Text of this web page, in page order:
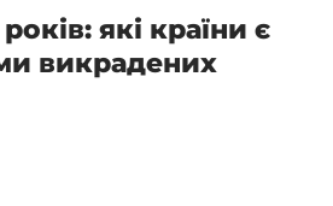
які країни є
викрадених